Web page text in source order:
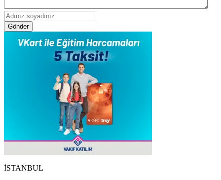
Gönder
İSTANBUL